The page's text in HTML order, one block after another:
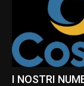
I NOSTRI